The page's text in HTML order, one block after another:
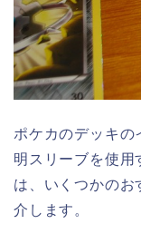
ポケカのデッキの
明スリーブを使用
は、いくつかのお
介します。